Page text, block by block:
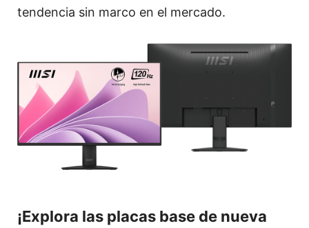
tendencia sin marco en el mercado.
¡Explora las placas base de nueva